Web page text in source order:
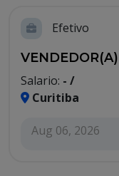
Efetivo
VENDEDOR(A)
Salario: - /
Curitiba
Aug 06, 2026